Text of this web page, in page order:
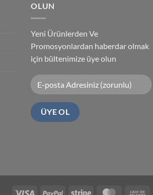
OLUN
Yeni Ürünlerden Ve
Promosyonlardan haberdar olmak
için bültenimize üye olun
Visa PayPal Stripe MasterCard